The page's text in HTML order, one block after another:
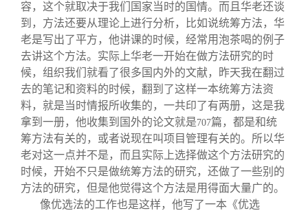
容，这个就取决于我们国家当时的国情。而且华老还谈
到，方法还要从理论上进行分析，比如说统筹方法，华
老是写出了平方，他讲课的时候，经常用泡茶喝的例子
去讲这个方法。实际上华老一开始在做方法研究的时
候，组织我们就看了很多国内外的文献，昨天我在翻过
去的笔记和资料的时候，翻到了这样一本统筹方法资
料，就是当时情报所收集的，一共印了有两册，这是我
拿到一册，他收集到国外的论文就是707篇，都是和统
筹方法有关的，或者说现在叫项目管理有关的。所以华
老对这一点并不是，而且实际上选择做这个方法研究的
时候，开始不只是做统筹方法的研究，还做了一些别的
方法的研究，但是他觉得这个方法是用得面大量广的。
像优选法的工作也是这样，他写了一本《优选